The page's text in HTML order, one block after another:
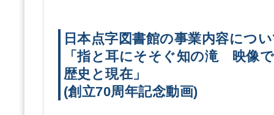
日本点字図書館の事業内容につ
「指と耳にそそぐ知の滝 映像
歴史と現在」
(創立70周年記念動画)